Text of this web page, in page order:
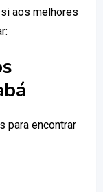
aos melhores
para encontrar